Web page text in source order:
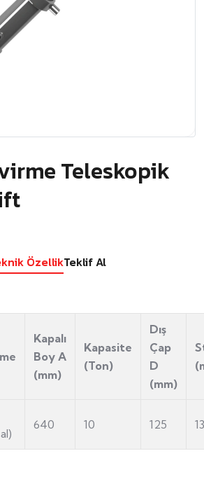
Teleskopik
ÖzellikTeklif Al
Kapalı
Boy A
(mm)
Kapasite
(Ton)
Dış
Çap
D
(mm)
640 10 125